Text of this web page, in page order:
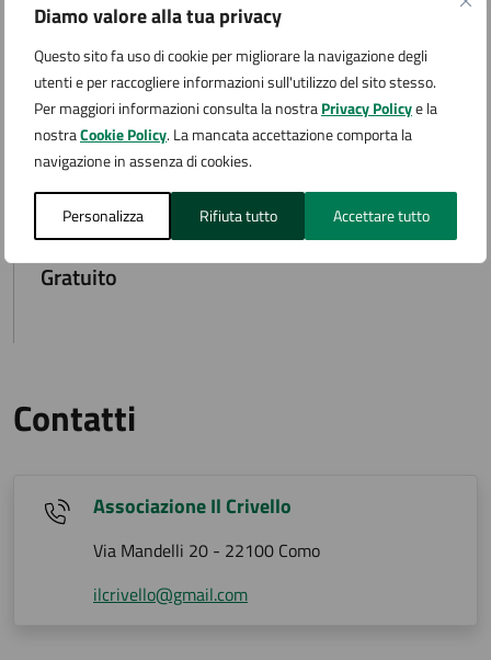
Diamo valore alla tua privacy
Questo sito fa uso di cookie per migliorare la navigazione degli
utenti e per raccogliere informazioni sull'utilizzo del sito stesso.
Per maggiori informazioni consulta la nostraPrivacy Policye la
nostraCookie Policy. La mancata accettazione comporta la
navigazione in assenza di cookies.
Personalizza Rifiuta tutto Accettare tutto
Aggiungi al calendario
Costi
Gratuito
Contatti
Associazione Il Crivello
Via Mandelli 20 - 22100 Como
ilcrivello@gmail.com